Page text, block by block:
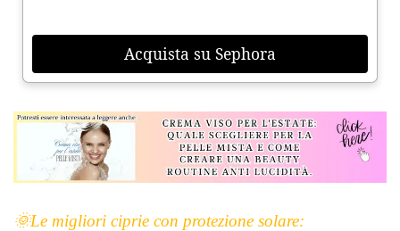
Acquista su Sephora
🌞Le migliori ciprie con protezione solare: